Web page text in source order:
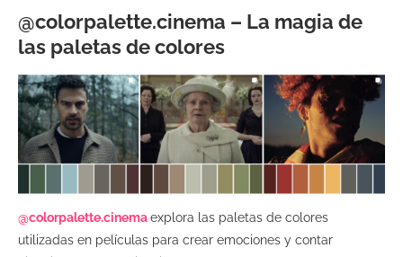
@colorpalette.cinema – La magia de
las paletas de colores
@colorpalette.cinemaexplora las paletas de colores
utilizadas en películas para crear emociones y contar